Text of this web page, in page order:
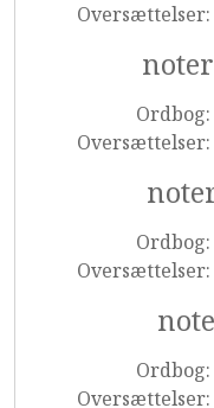
Oversættelser:
Ordbog:
Oversættelser:
Ordbog:
Oversættelser:
Ordbog:
Oversættelser: